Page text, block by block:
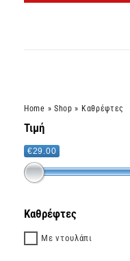
Home » Shop » Καθρέφτες
Τιμή
€29.00
Καθρέφτες
Με ντουλάπι